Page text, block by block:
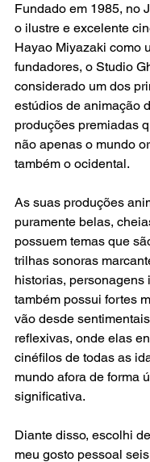
Fundado em 1985, no
o ilustre e excelente
Hayao Miyazaki como
fundadores, o Studio
considerado um dos
estúdios de animação
produções premiadas
não apenas o mundo
também o ocidental.
As suas produções
puramente belas,
possuem temas que
trilhas sonoras
historias, personagens
também possui fortes
vão desde
reflexivas, onde elas
cinéfilos de todas as
mundo afora de forma
significativa.
Diante disso, escolhi
meu gosto pessoal